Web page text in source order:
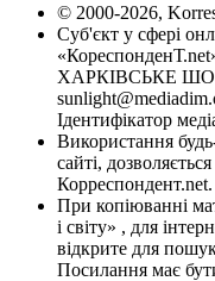
© 2000-2026,
Суб'єкт у сфері
ХАРКІВСЬКЕ
Ідентифікатор
Використання
сайті,
Корреспондент.net.
При копіюванні
і світу» , для
відкрите для
Посилання має